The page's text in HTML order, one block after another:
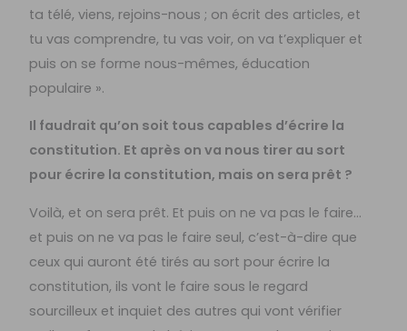
ta télé, viens, rejoins-nous ; on écrit des articles, et
tu vas comprendre, tu vas voir, on va t’expliquer et
puis on se forme nous-mêmes, éducation
populaire ».
Il faudrait qu’on soit tous capables d’écrire la
constitution. Et après on va nous tirer au sort
pour écrire la constitution, mais on sera prêt ?
Voilà, et on sera prêt. Et puis on ne va pas le faire…
et puis on ne va pas le faire seul, c’est-à-dire que
ceux qui auront été tirés au sort pour écrire la
constitution, ils vont le faire sous le regard
sourcilleux et inquiet des autres qui vont vérifier